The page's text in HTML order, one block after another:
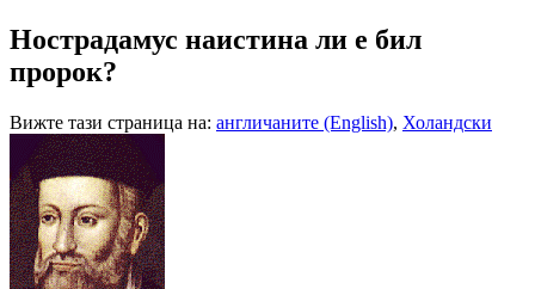
Нострадамус наистина ли е бил
пророк?
Вижте тази страница на: англичаните (English), Холандски